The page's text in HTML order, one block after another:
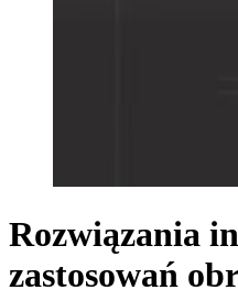
Rozwiązania
zastosowań